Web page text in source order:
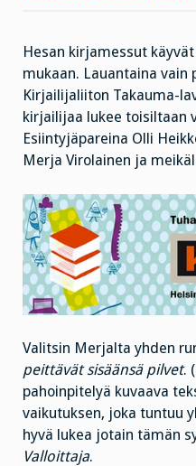
Hesan kirjamessut
mukaan. Lauantaina vain
Kirjailijaliiton Takauma-
kirjailijaa lukee toisiltaan
Esiintyjäpareina Olli
Merja Virolainen ja
Valitsin Merjalta yhden
peittävät sisäänsä pilvet.
pahoinpitelyä kuvaava
vaikutuksen, joka tuntuu
hyvä lukea jotain tämän
Valloittaja.